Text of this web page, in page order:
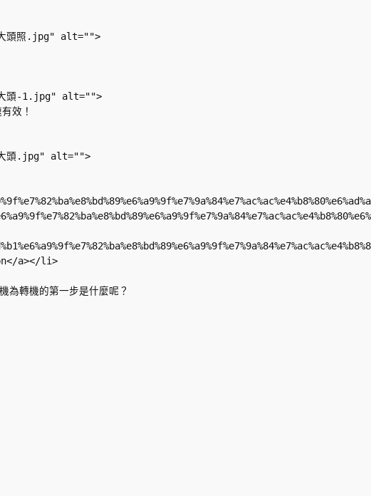
頭照.jpg" alt="">
頭-1.jpg" alt="">
效！
頭.jpg" alt="">
a></li>